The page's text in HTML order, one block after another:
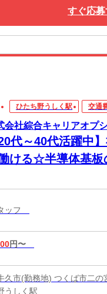
すぐ応募
ひたち野うしく駅 交通
会社綜合キャリアオプ
20代～40代活躍中
ける☆半導体基板
ッフ
円〜
久市(勤務地) つくば市二
うしく駅